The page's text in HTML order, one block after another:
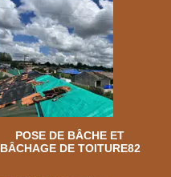
POSE DE BÂCHE ET
BÂCHAGE DE TOITURE82